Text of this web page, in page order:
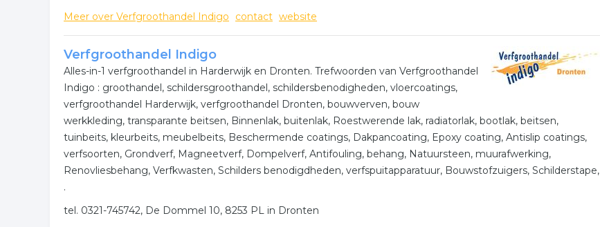
Meer over Verfgroothandel Indigo
contact website
Verfgroothandel Indigo
Alles-in-1 verfgroothandel in Harderwijk en Dronten. Trefwoorden van Verfgroothandel
Indigo : groothandel, schildersgroothandel, schildersbenodigheden, vloercoatings,
verfgroothandel Harderwijk, verfgroothandel Dronten, bouwverven, bouw
werkkleding, transparante beitsen, Binnenlak, buitenlak, Roestwerende lak, radiatorlak, bootlak, beitsen,
tuinbeits, kleurbeits, meubelbeits, Beschermende coatings, Dakpancoating, Epoxy coating, Antislip coatings,
verfsoorten, Grondverf, Magneetverf, Dompelverf, Antifouling, behang, Natuursteen, muurafwerking,
Renovliesbehang, Verfkwasten, Schilders benodigdheden, verfspuitapparatuur, Bouwstofzuigers, Schilderstape,
.
tel. 0321-745742, De Dommel 10, 8253 PL in Dronten